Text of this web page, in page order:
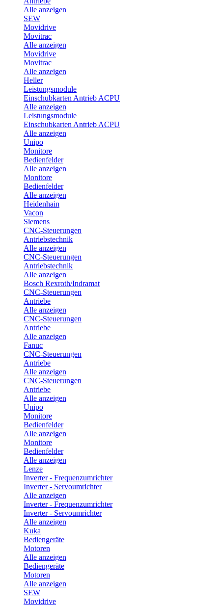
Alle anzeigen
SEW
Movidrive
Movitrac
Alle anzeigen
Movidrive
Movitrac
Alle anzeigen
Heller
Leistungsmodule
Einschubkarten Antrieb ACPU
Alle anzeigen
Leistungsmodule
Einschubkarten Antrieb ACPU
Alle anzeigen
Unipo
Monitore
Bedienfelder
Alle anzeigen
Monitore
Bedienfelder
Alle anzeigen
Heidenhain
Vacon
Siemens
CNC-Steuerungen
Antriebstechnik
Alle anzeigen
CNC-Steuerungen
Antriebstechnik
Alle anzeigen
Bosch Rexroth/Indramat
CNC-Steuerungen
Antriebe
Alle anzeigen
CNC-Steuerungen
Antriebe
Alle anzeigen
Fanuc
CNC-Steuerungen
Antriebe
Alle anzeigen
CNC-Steuerungen
Antriebe
Alle anzeigen
Unipo
Monitore
Bedienfelder
Alle anzeigen
Monitore
Bedienfelder
Alle anzeigen
Lenze
Inverter - Frequenzumrichter
Inverter - Servoumrichter
Alle anzeigen
Inverter - Frequenzumrichter
Inverter - Servoumrichter
Alle anzeigen
Kuka
Bediengeräte
Motoren
Alle anzeigen
Bediengeräte
Motoren
Alle anzeigen
SEW
Movidrive